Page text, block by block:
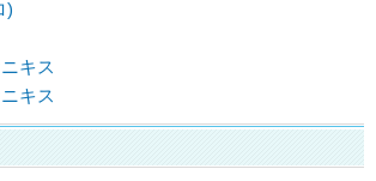
)
キス
キス